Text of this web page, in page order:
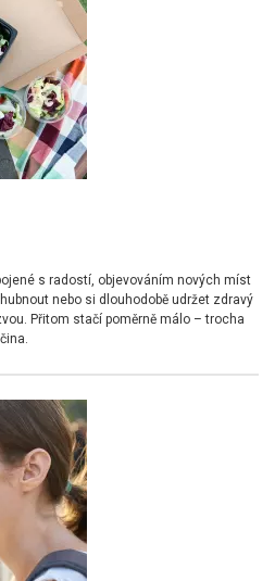
s radostí, objevováním nových míst
nebo si dlouhodobě udržet zdravý
Přitom stačí poměrně málo – trocha